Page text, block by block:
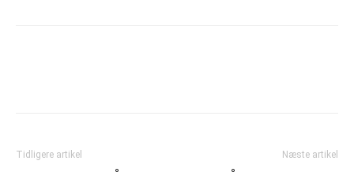
Tidligere artikel Næste artikel